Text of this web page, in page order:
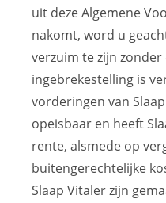
uit deze Algemene
nakomt, word u
verzuim te zijn
ingebrekestelling is
vorderingen van
opeisbaar en heeft
rente, alsmede op
buitengerechtelijke
Slaap Vitaler zijn